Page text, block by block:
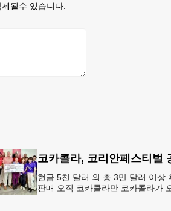
될수 있습니다.
현금 5천 달러 외 총 3만 달러 이상
판매 오직 코카콜라만 코카콜라가